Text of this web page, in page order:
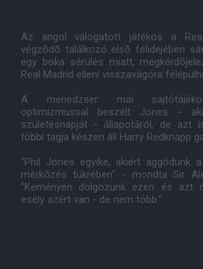
Az angol válogatott játékos a
végzõdõ találkozó elsõ félidejében
egy boka sérülés miatt,
Real Madrid elleni visszavágóra
A menedzser mai
optimizmussal beszélt Jones -
születésnapját - állapotáról, de azt
többi tagja készen áll Harry Redknapp
"Phil Jones egyike, akiért aggódunk
mérkõzés tükrében" - mondta Sir
"Keményen dolgozunk ezen és azt
esély azért van - de nem több."